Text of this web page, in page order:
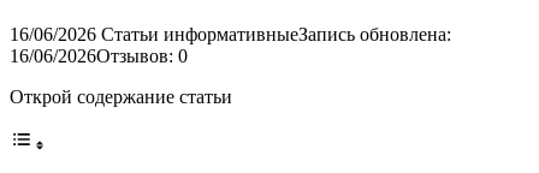
16/06/2026 Статьи информативныеЗапись обновлена:
16/06/2026Отзывов: 0
Открой содержание статьи